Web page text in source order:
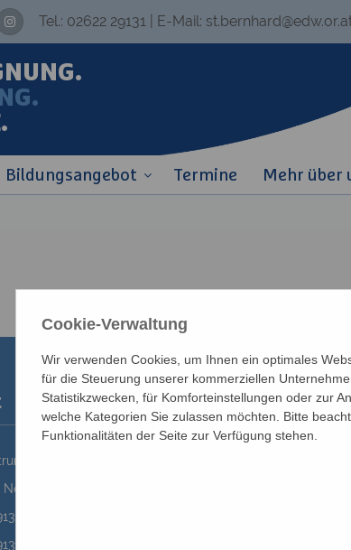
Tel.: 02622 29131 | E-Mail:
Bildungsangebot Termine Mehr über
St. Bernhard der Erzdiözese Wien
Domplatz 1
5040
Links
Cookie-Verwaltung
Wir verwenden Cookies, um Ihnen ein optimales
für die Steuerung unserer kommerziellen
Statistikzwecken, für Komforteinstellungen oder zur
welche Kategorien Sie zulassen möchten. Bitte
Funktionalitäten der Seite zur Verfügung stehen.